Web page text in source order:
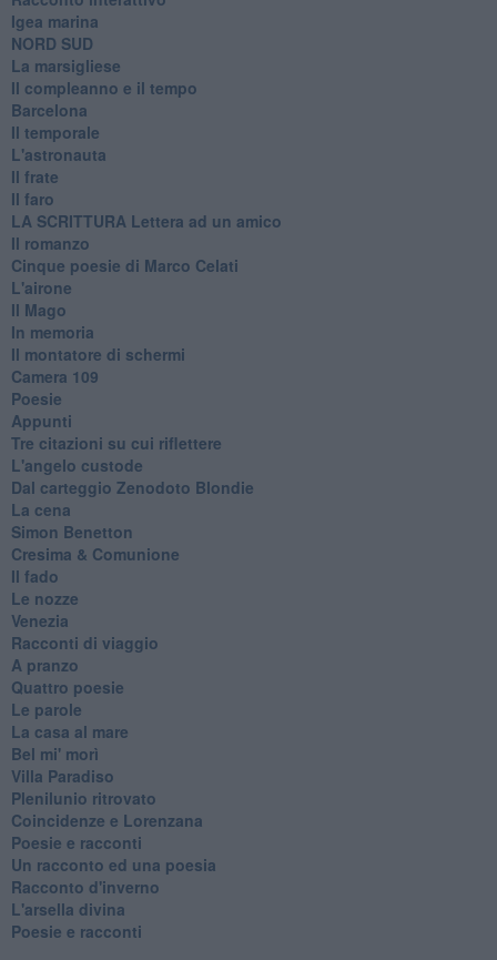
Igea marina
​NORD SUD
La marsigliese
Il compleanno e il tempo
Barcelona
Il temporale
L'astronauta
Il frate
Il faro
​LA SCRITTURA Lettera ad un amico
Il romanzo
Cinque poesie di Marco Celati
L'airone
Il Mago
In memoria
Il montatore di schermi
Camera 109
Poesie
Appunti
Tre citazioni su cui riflettere
L'angelo custode
Dal carteggio Zenodoto Blondie
La cena
Simon Benetton
Cresima & Comunione
Il fado
Le nozze
Venezia
Racconti di viaggio
A pranzo
Quattro poesie
Le parole
La casa al mare
Bel mi' morì
Villa Paradiso
Plenilunio ritrovato
Coincidenze e Lorenzana
Poesie e racconti
Un racconto ed una poesia
Racconto d'inverno
​L'arsella divina
Poesie e racconti